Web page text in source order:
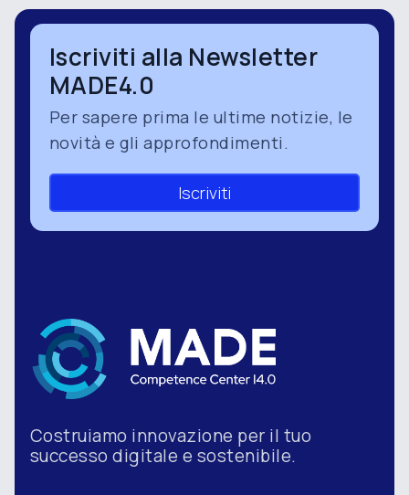
Iscriviti alla Newsletter
MADE4.0
Per sapere prima le ultime notizie, le
novità e gli approfondimenti.
Iscriviti
Costruiamo innovazione per il tuo
successo digitale e sostenibile.